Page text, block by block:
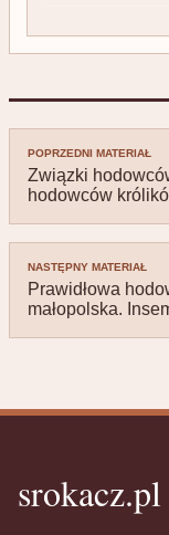
Nawigacja
wpisu
POPRZEDNI MATERIAŁ
Związki
hodowców
NASTĘPNY MATERIAŁ
Prawidłowa
małopolska.
srokacz.pl